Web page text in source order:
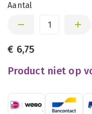
Aantal
€ 6,75
Product niet op